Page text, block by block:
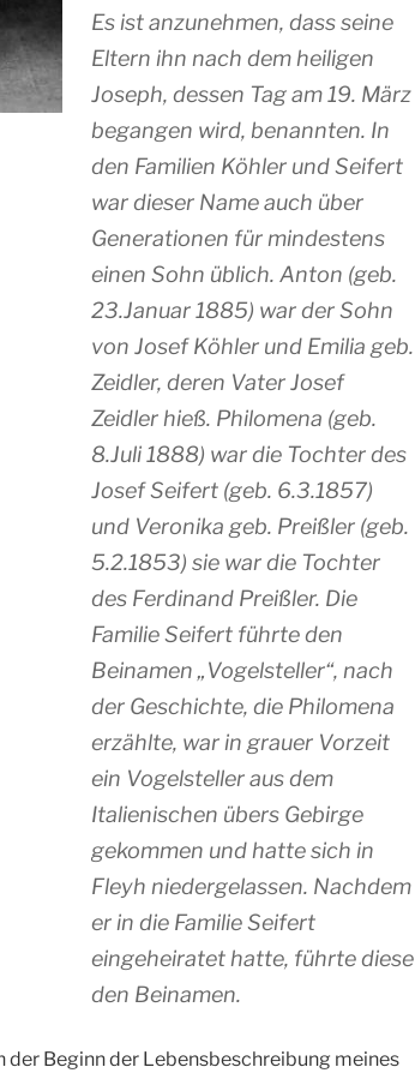
Es ist anzunehmen, dass seine
Eltern ihn nach dem heiligen
Joseph, dessen Tag am 19. März
begangen wird, benannten. In
den Familien Köhler und Seifert
war dieser Name auch über
Generationen für mindestens
einen Sohn üblich. Anton (geb.
23.Januar 1885) war der Sohn
von Josef Köhler und Emilia geb.
Zeidler, deren Vater Josef
Zeidler hieß. Philomena (geb.
8.Juli 1888) war die Tochter des
Josef Seifert (geb. 6.3.1857)
und Veronika geb. Preißler (geb.
5.2.1853) sie war die Tochter
des Ferdinand Preißler. Die
Familie Seifert führte den
Beinamen „Vogelsteller“, nach
der Geschichte, die Philomena
erzählte, war in grauer Vorzeit
ein Vogelsteller aus dem
Italienischen übers Gebirge
gekommen und hatte sich in
Fleyh niedergelassen. Nachdem
er in die Familie Seifert
eingeheiratet hatte, führte diese
den Beinamen.
der Beginn der Lebensbeschreibung meines